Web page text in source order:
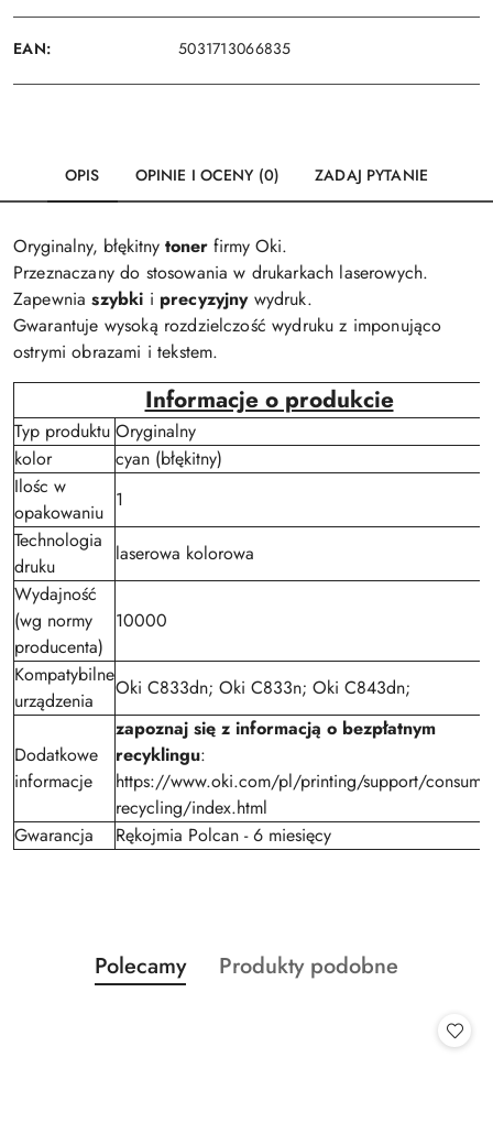
EAN: 5031713066835
OPIS OPINIE I OCENY (0) ZADAJ PYTANIE
Oryginalny, błękitny toner firmy Oki.
Przeznaczany do stosowania w drukarkach laserowych.
Zapewniaszybki i precyzyjnywydruk.
Gwarantuje wysoką rozdzielczość wydruku z imponująco
ostrymi obrazami i tekstem.
Informacje o produkcie
Typ produktu Oryginalny
kolor
cyan (błękitny)
Ilośc w
opakowaniu
1
Technologia
druku
laserowa kolorowa
Wydajność
(wg normy
producenta)
10000
Kompatybilne
urządzenia
Oki C833dn; Oki C833n; Oki C843dn;
Dodatkowe
informacje
zapoznaj się z informacją o bezpłatnym
recyklingu:
https://www.oki.com/pl/printing/support/
recycling/index.html
Gwarancja
Rękojmia Polcan - 6 miesięcy
Pomiń karuzelę produktów
Produkty
o
Polecamy
Produkty
Produkty podobne